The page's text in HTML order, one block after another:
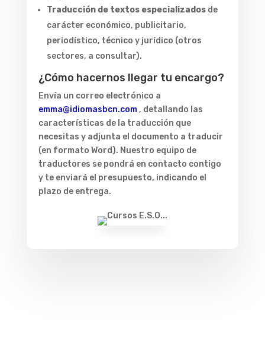
Traducción de textos especializadosde
carácter económico, publicitario,
periodístico, técnico y jurídico (otros
sectores, a consultar).
¿Cómo hacernos llegar tu encargo?
Envía un correo electrónico a
emma@idiomasbcn.com, detallando las
características de la traducción que
necesitas y adjunta el documento a traducir
(en formato Word). Nuestro equipo de
traductores se pondrá en contacto contigo
y te enviará el presupuesto, indicando el
plazo de entrega.